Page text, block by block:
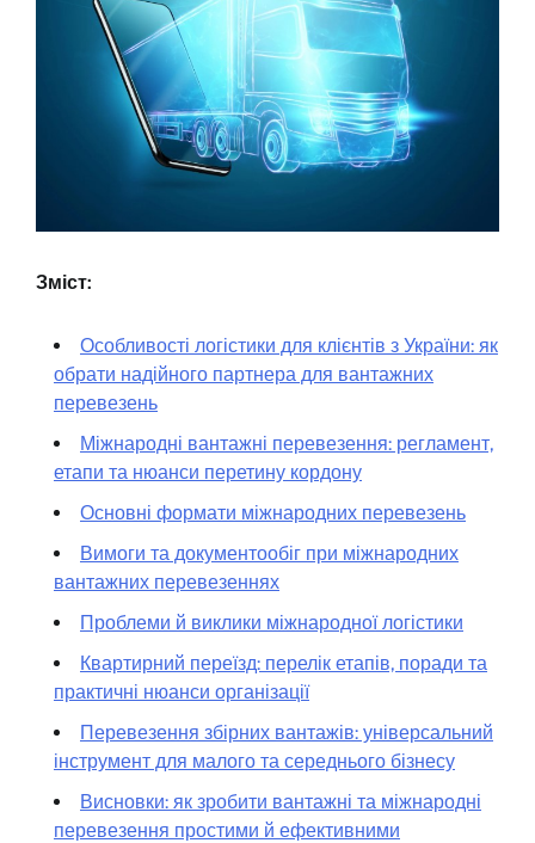
Зміст:
Особливості логістики для клієнтів з України: як
обрати надійного партнера для вантажних
перевезень
Міжнародні вантажні перевезення: регламент,
етапи та нюанси перетину кордону
Основні формати міжнародних перевезень
Вимоги та документообіг при міжнародних
вантажних перевезеннях
Проблеми й виклики міжнародної логістики
Квартирний переїзд: перелік етапів, поради та
практичні нюанси організації
Перевезення збірних вантажів: універсальний
інструмент для малого та середнього бізнесу
Висновки: як зробити вантажні та міжнародні
перевезення простими й ефективними